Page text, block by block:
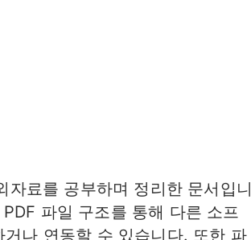
료를 공부하며 정리한 문서입니
파일 구조를 통해 다른 소프
나 연동할 수 있습니다. 또한 파